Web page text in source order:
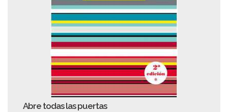
Abre todas las puertas